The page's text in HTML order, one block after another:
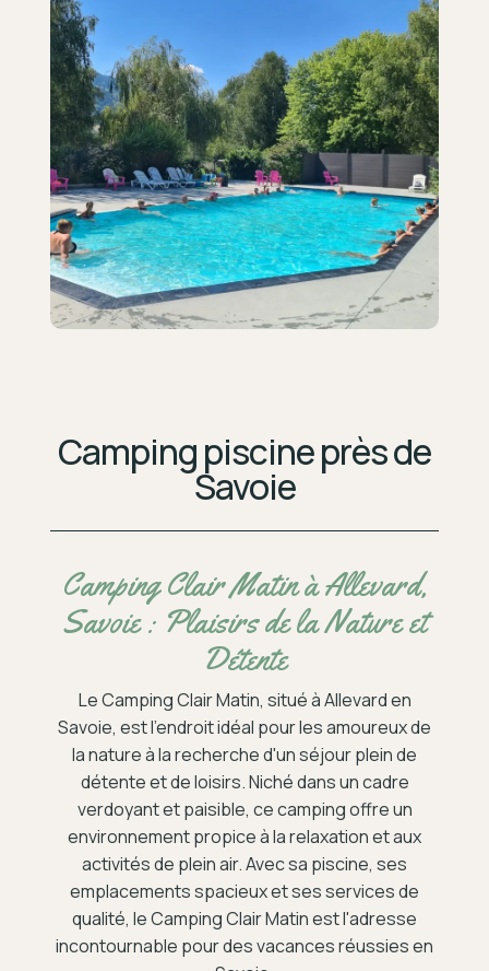
Camping piscine près de
Savoie
Camping Clair Matin à Allevard,
Savoie : Plaisirs de la Nature et
Détente
Le Camping Clair Matin, situé à Allevard en
Savoie, est l'endroit idéal pour les amoureux de
la nature à la recherche d'un séjour plein de
détente et de loisirs. Niché dans un cadre
verdoyant et paisible, ce camping offre un
environnement propice à la relaxation et aux
activités de plein air. Avec sa piscine, ses
emplacements spacieux et ses services de
qualité, le Camping Clair Matin est l'adresse
incontournable pour des vacances réussies en